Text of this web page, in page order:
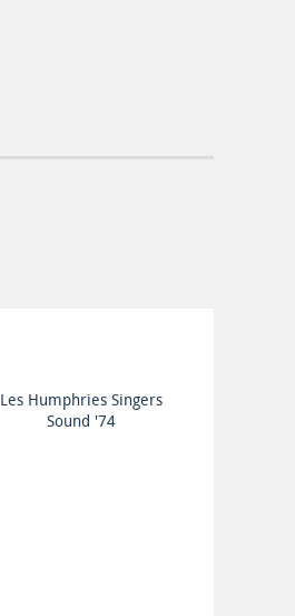
Les Humphries Singers
Sound '74